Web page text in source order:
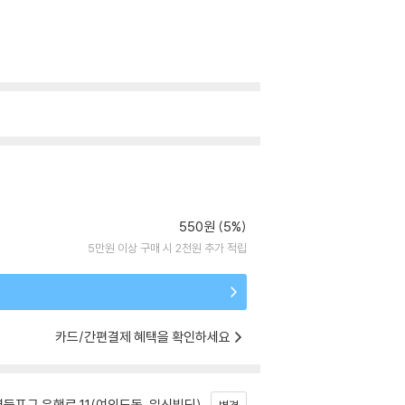
550원 (5%)
5만원 이상 구매 시 2천원 추가 적립
카드/간편결제 혜택을 확인하세요